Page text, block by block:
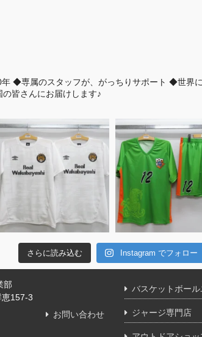
年 ◆専属のスタッフが、がっちりサポート ◆世界
皆さんにお届けします♪
さらに読み込む Instagram でフォロー
部
157-3
お問い合わせ
バスケットボー
ジャージ専門店